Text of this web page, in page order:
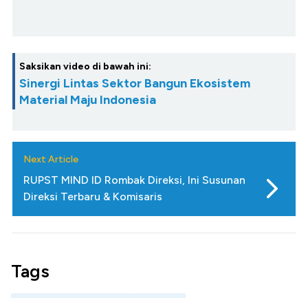
Saksikan video di bawah ini:
Sinergi Lintas Sektor Bangun Ekosistem
Material Maju Indonesia
Next Article
RUPST MIND ID Rombak Direksi, Ini Susunan
Direksi Terbaru & Komisaris
Tags